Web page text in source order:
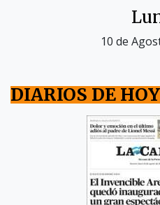
10 de
DIARIOS DE HOY